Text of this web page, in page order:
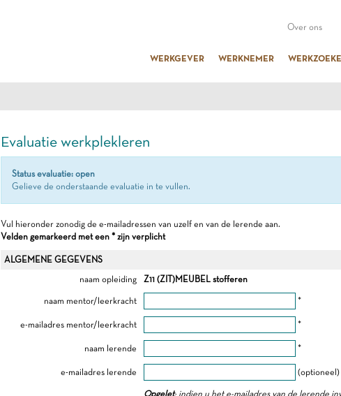
Over ons
WERKGEVER WERKNEMER
Evaluatie werkplekleren
Status evaluatie: open
Gelieve de onderstaande evaluatie in te vullen.
Vul hieronder zonodig de e-mailadressen van uzelf en van de lerende aan.
Velden gemarkeerd met een * zijn verplicht
ALGEMENE GEGEVENS
naam opleiding
Z11 (ZIT)MEUBEL stofferen
naam mentor/leerkracht *
e-mailadres mentor/leerkracht *
naam lerende *
e-mailadres lerende (optioneel)
Opgelet: indien u het e-mailadres van de lerende